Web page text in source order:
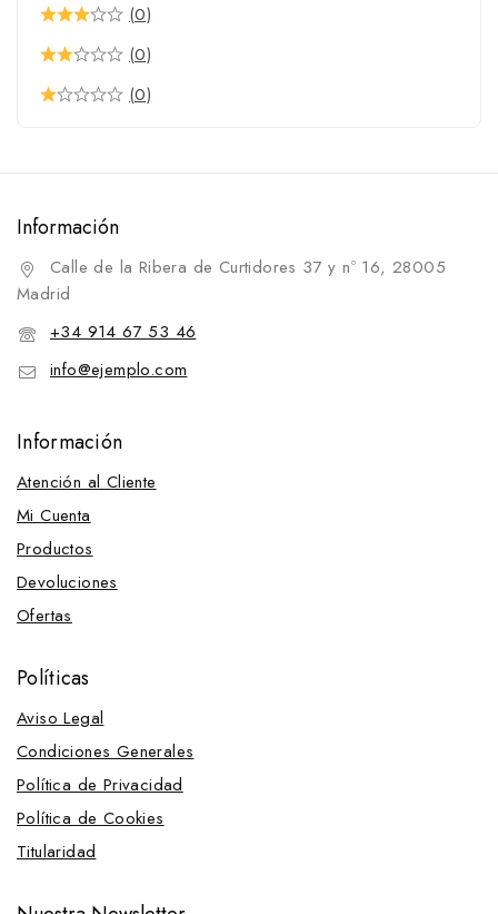
Collares
Conjuntos
Enganches y Accesorios
Borlajes
Enganches
Enganche
Estribos y Accesorios
Estribos
Tacos
Fundas, Bolsas y Asientos para sillas
Asientos para silla
Bolsas para silla
Fundas para silla
Gomas, Lazos y Cintas
Mantas
Martingalas, Gamarras, Pechopetrales y Accesorios
Fundas para pechopetral
Gamarras
(0)
(0)
(0)
Información
Calle de la Ribera de Curtidores 37 y nº 16, 28005
Madrid
+34 914 67 53 46
info@ejemplo.com
Información
Atención al Cliente
Mi Cuenta
Productos
Devoluciones
Ofertas
Políticas
Aviso Legal
Condiciones Generales
Política de Privacidad
Política de Cookies
Titularidad